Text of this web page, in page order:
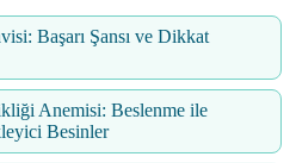
Başarı Şansı ve Dikkat
Anemisi: Beslenme ile
Besinler